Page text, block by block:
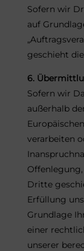
Sofern wir
auf
geschieht
6.
Sofern wir
außerhalb
verarbeiten
Dritte
Erfüllung
Grundlage
einer
unserer